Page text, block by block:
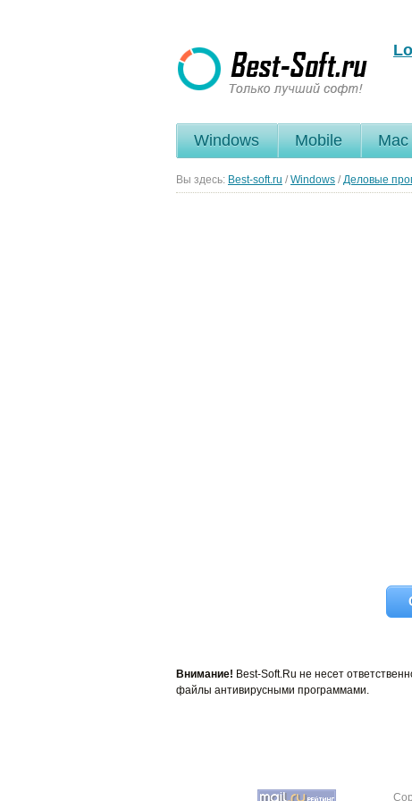
Windows Mobile Mac
Вы здесь: Best-soft.ru / Windows / Деловые
Внимание! Best-Soft.Ru не несет
файлы антивирусными программами.